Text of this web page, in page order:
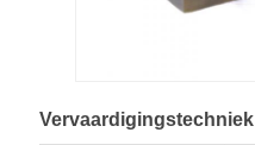
Vervaardigingstechniek